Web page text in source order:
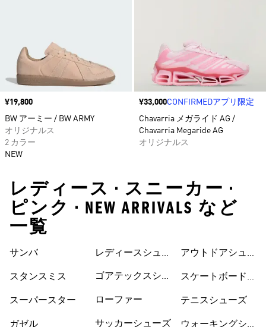
価格
¥19,800
BW アーミー / BW ARMY
オリジナルス
2 カラー
NEW
価格
¥33,000CONFIRMEDアプリ限定
Chavarria メガライド AG /
Chavarria Megaride AG
オリジナルス
レディース • スニーカー •
ピンク • NEW ARRIVALS など
一覧
サンバ
スタンスミス
スーパースター
ガゼル
レディースシュー
ゴアテックスシュ
ローファー
サッカーシューズ
シューズ
アウトドアシュー
スケートボードシ
テニスシューズ
ウォーキングシュ